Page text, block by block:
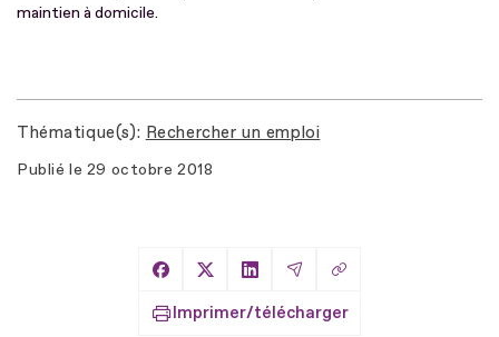
maintien à domicile.
Thématique(s) Rechercher un emploi
Publié le 29 octobre 2018
Partager sur Facebook
Partager sur X
Partager sur LinkedIn
Partager par Email
Copier le lien
Imprimer/télécharger